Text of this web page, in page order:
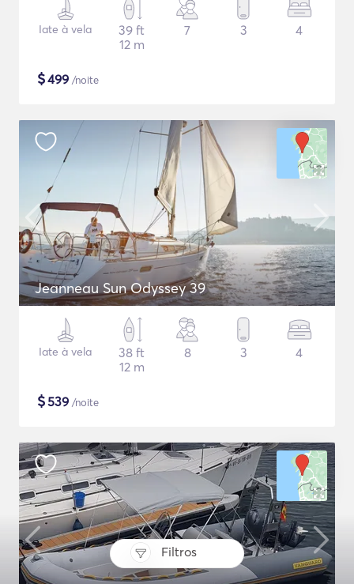
Filtros
Iate à vela
39 ft
12 m
7 3 4
$499 /noite
Jeanneau Sun Odyssey 39
Iate à vela
38 ft
12 m
8 3 4
$539 /noite